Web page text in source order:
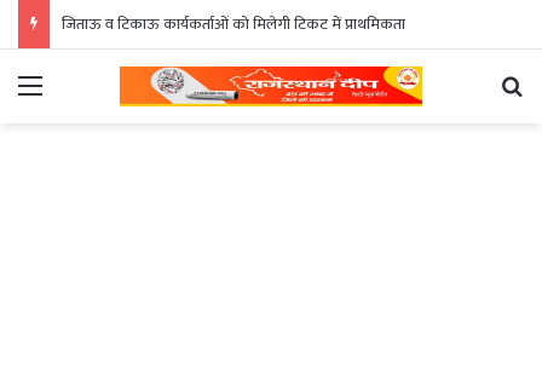
जिताऊ व टिकाऊ कार्यकर्ताओं को मिलेगी टिकट में प्राथमिकता
Menu